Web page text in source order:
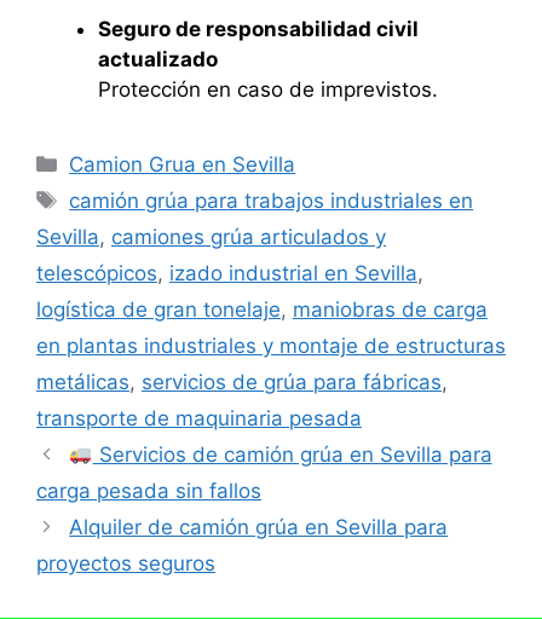
Seguro de responsabilidad civil
actualizado
Protección en caso de imprevistos.
Categorías
Camion Grua en Sevilla
Etiquetas
camión grúa para trabajos industriales en
Sevilla, camiones grúa articulados y
telescópicos, izado industrial en Sevilla,
logística de gran tonelaje, maniobras de carga
en plantas industriales y montaje de estructuras
metálicas, servicios de grúa para fábricas,
transporte de maquinaria pesada
Servicios de camión grúa en Sevilla para
carga pesada sin fallos
Alquiler de camión grúa en Sevilla para
proyectos seguros